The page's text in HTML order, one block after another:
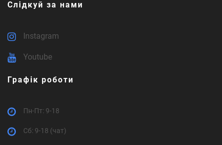
Слідкуй за нами
Instagram
Youtube
Графік роботи
Пн-Пт: 9-18
Cб: 9-18 (чат)